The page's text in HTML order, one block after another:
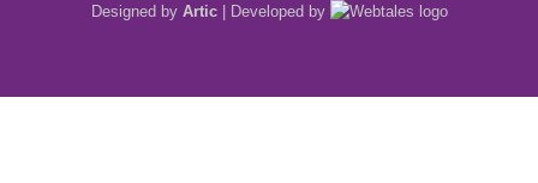
Designed by Artic Developed by